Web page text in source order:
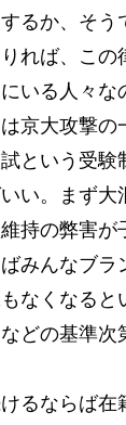
るか、そう
れば、この
いる人々な
京大攻撃の
という受験
い。まず
持の弊害が
みんなブラ
なくなる
どの基準
るならば在